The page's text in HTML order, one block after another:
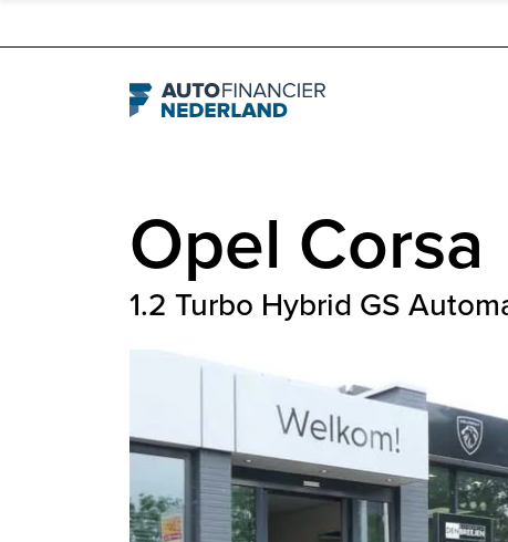
Navigation
Opel Corsa
1.2 Turbo Hybrid GS